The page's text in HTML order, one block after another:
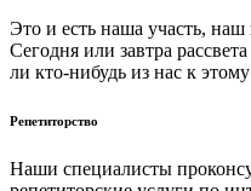
Это и есть наша участь,
Сегодня или завтра
ли кто-нибудь из нас к
Репетиторство
Наши специалисты